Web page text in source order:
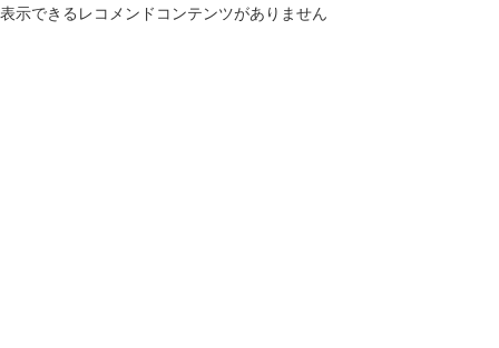
表示できるレコメンドコンテンツがありません